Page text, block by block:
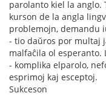
parolanto kiel la anglo.
kurson de la angla
problemojn, demandu
- tio daŭros por multaj
malfaĉila ol esperanto.
- komplika elparolo,
esprimoj kaj esceptoj.
Sukceson